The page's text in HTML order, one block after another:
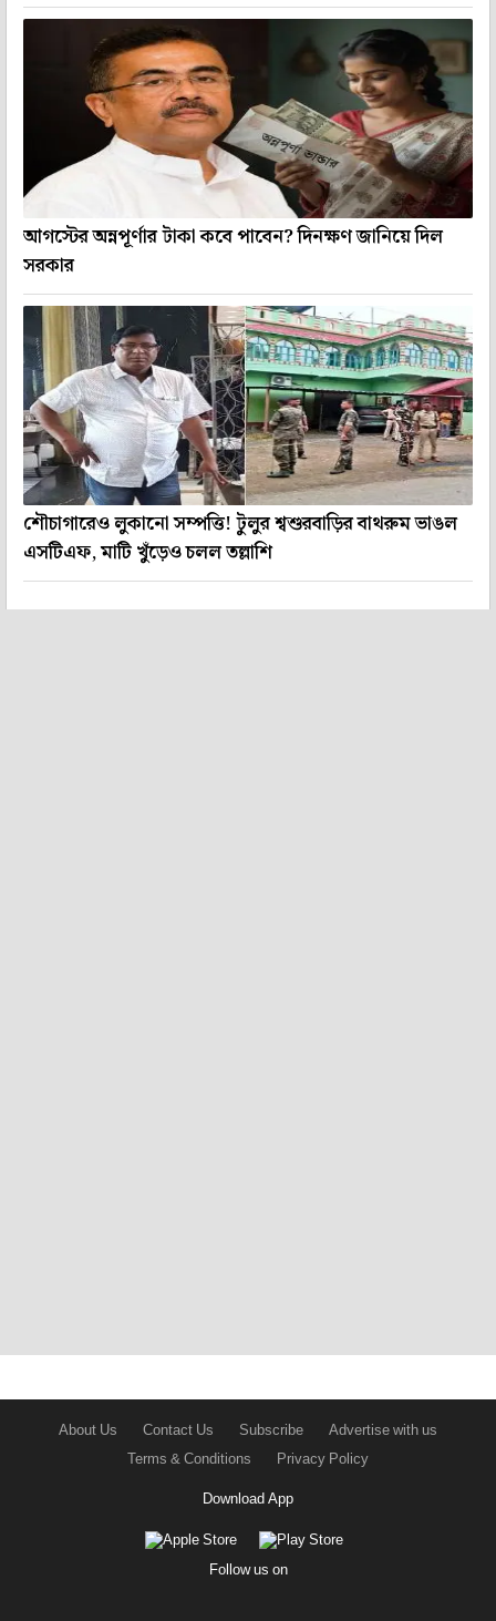
আগস্টের অন্নপূর্ণার টাকা কবে পাবেন? দিনক্ষণ জানিয়ে দিল
সরকার
শৌচাগারেও লুকানো সম্পত্তি! টুলুর শ্বশুরবাড়ির বাথরুম ভাঙল
এসটিএফ, মাটি খুঁড়েও চলল তল্লাশি
About Us Contact Us Subscribe
Advertise with us
Terms & Conditions
Privacy Policy
Download App
Follow us on